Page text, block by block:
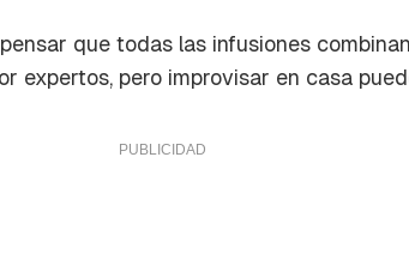
que todas las infusiones
expertos, pero improvisar en casa